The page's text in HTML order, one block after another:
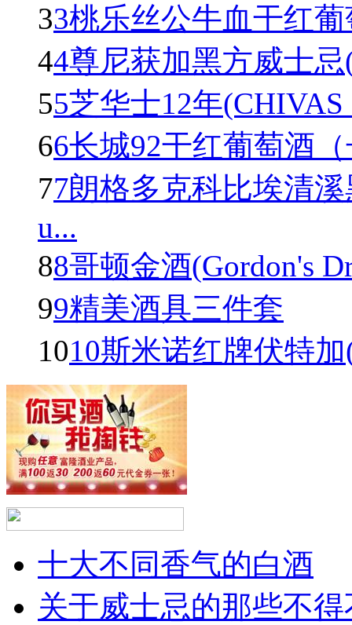
33桃乐丝公牛血干红葡
44尊尼获加黑方威士忌
55芝华士12年
66长城92干红葡萄酒
77朗格多克科比埃清
u...
88哥顿金酒(Gordon's
99精美酒具三件套
1010斯米诺红牌伏特
十大不同香气的白酒
关于威士忌的那些不